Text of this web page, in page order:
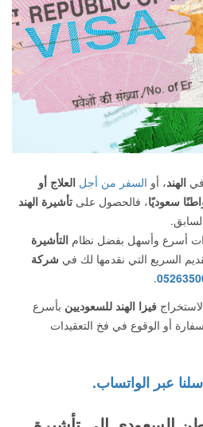
الهند، أو السفر من أجل العلاج أو
سعوديًا، فالحصول على تأشيرة الهند
أسرع وأسهل بفضل نظام التأشيرة
السريع التي نقدمها لك في شركة
.
فيزا الهند للسعوديين بأسرع
أو الوقوع في فخ التعقيدات
عبر الواتساب.